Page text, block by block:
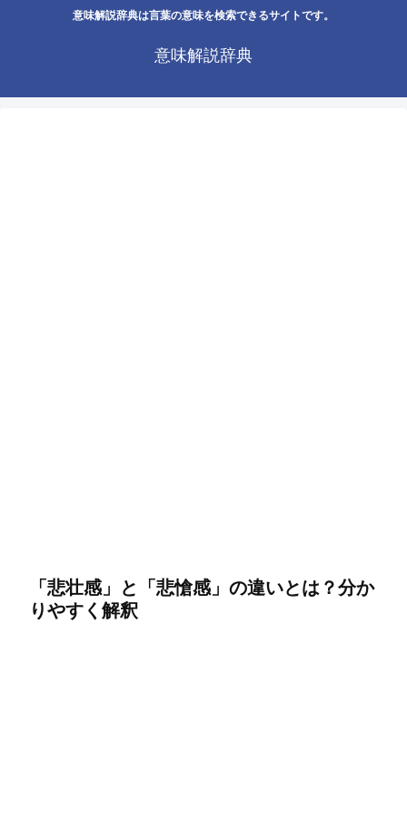
意味解説辞典は言葉の意味を検索できるサイトです。
意味解説辞典
「悲壮感」と「悲愴感」の違いとは？分か
りやすく解釈